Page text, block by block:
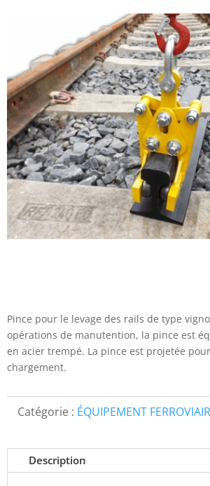
Pince pour le levage des rails de type
opérations de manutention, la pince est
en acier trempé. La pince est projetée
chargement.
Catégorie : ÉQUIPEMENT
Description